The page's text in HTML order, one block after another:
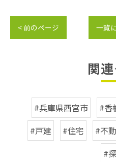
< 前のページ 一覧
関
#兵庫県西宮市 #香
#戸建
#住宅 #不
#